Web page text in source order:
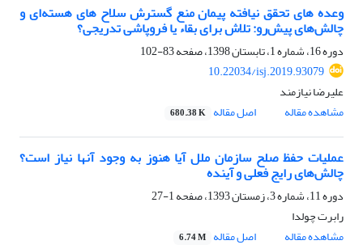
وعده های تحقق نیافته پیمان منع گسترش سلاح های هسته‌ای و
چالش‌های پیش‌رو: تلاش برای بقاء یا فروپاشی تدریجی؟
دوره 16، شماره 1، تابستان 1398، صفحه
83-102
10.22034/isj.2019.93079
علیرضا نیازمند
مشاهده مقاله
اصل مقاله 680.38 K
عملیات حفظ صلح سازمان ملل آیا هنوز به وجود آنها نیاز است؟
چالش‌های رایج فعلی و آینده
دوره 11، شماره 3، زمستان 1393، صفحه
1-27
رابرت چولدا
مشاهده مقاله
اصل مقاله 6.74 M